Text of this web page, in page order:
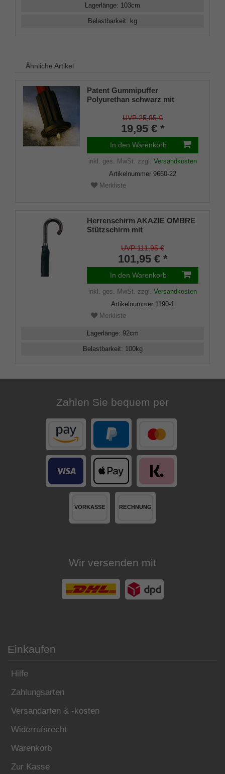
Lagerlänge: 103cm
Belastbarkeit: kg
Ähnliche Artikel
Patent Gummipuffer
Polyurethan schwarz mit
Gehstöcke aus Holz und Metall,
flexibler Schaft für
Durchmesser von ca. 17-22 mm
UVP 25,95 €
19,95 € *
In den Warenkorb
inkl. ges. MwSt. zzgl. Versandkosten
Artikelnummer 9660-22
Merkliste
Herrenschirm AKAZIE OMBRE
Stützschirm mit
UVP 111,95 €
101,95 € *
In den Warenkorb
inkl. ges. MwSt. zzgl. Versandkosten
Artikelnummer 1190-1
Merkliste
Lagerlänge: 92cm
Belastbarkeit: 100kg
Zahlen Sie bequem per
Wir versenden mit
Einkaufen
Hilfe
Zahlungsarten
Versandarten & -kosten
Widerrufsrecht
Warenkorb
Zur Kasse